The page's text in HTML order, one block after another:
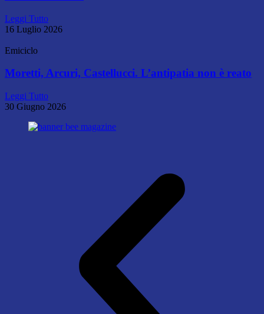
Leggi Tutto
16 Luglio 2026
Emiciclo
Moretti, Arcuri, Castellucci. L’antipatia non è reato
Leggi Tutto
30 Giugno 2026